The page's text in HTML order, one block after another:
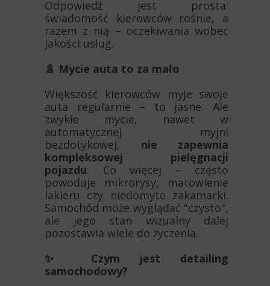
Odpowiedź jest prosta:
świadomość kierowców rośnie, a
razem z nią – oczekiwania wobec
jakości usług.
🚿 Mycie auta to za mało
Większość kierowców myje swoje
auta regularnie – to jasne. Ale
zwykłe mycie, nawet w
automatycznej myjni
bezdotykowej, nie zapewnia
kompleksowej pielęgnacji
pojazdu. Co więcej – często
powoduje mikrorysy, matowienie
lakieru czy niedomyte zakamarki.
Samochód może wyglądać "czysto",
ale jego stan wizualny dalej
pozostawia wiele do życzenia.
✨ Czym jest detailing
samochodowy?